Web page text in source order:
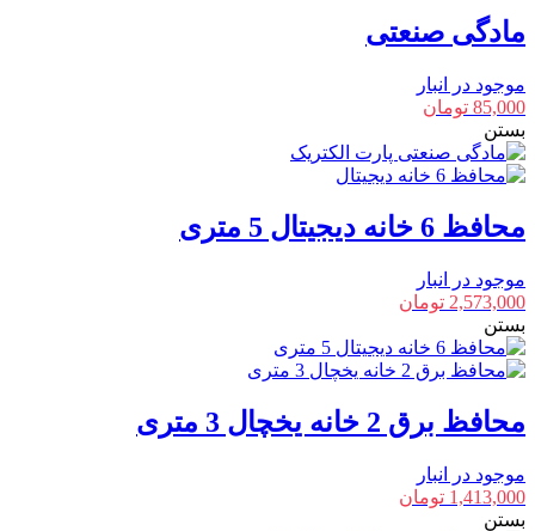
مادگی صنعتی
موجود در انبار
85,000 تومان
بستن
محافظ 6 خانه دیجیتال 5 متری
موجود در انبار
2,573,000 تومان
بستن
محافظ برق 2 خانه یخچال 3 متری
موجود در انبار
1,413,000 تومان
بستن